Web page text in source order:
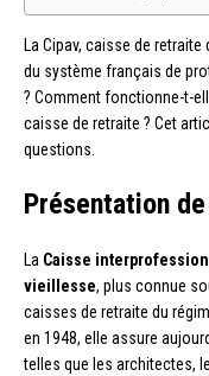
La Cipav, caisse de
du système français de
? Comment fonctionne-t-
caisse de retraite ? Cet
questions.
Présentation
La Caisse
vieillesse, plus connue
caisses de retraite du
en 1948, elle assure
telles que les architectes,